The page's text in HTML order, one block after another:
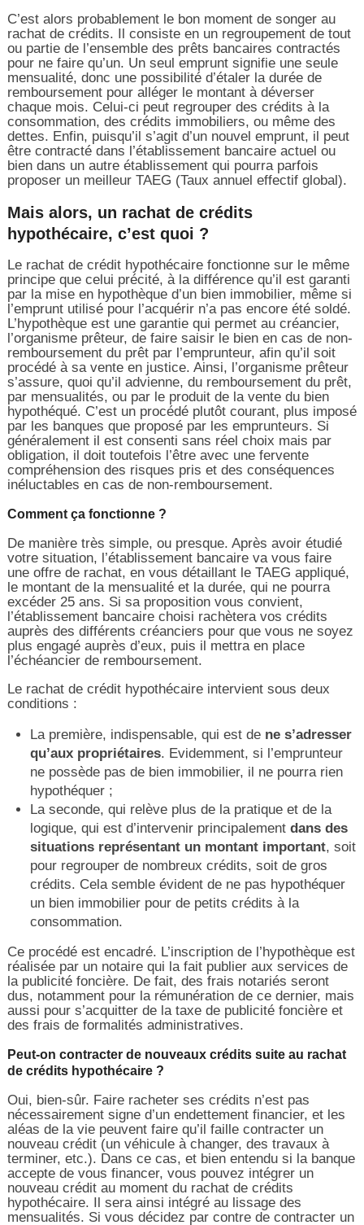
C’est alors probablement le bon moment de songer au
rachat de crédits. Il consiste en un regroupement de tout
ou partie de l’ensemble des prêts bancaires contractés
pour ne faire qu’un. Un seul emprunt signifie une seule
mensualité, donc une possibilité d’étaler la durée de
remboursement pour alléger le montant à déverser
chaque mois. Celui-ci peut regrouper des crédits à la
consommation, des crédits immobiliers, ou même des
dettes. Enfin, puisqu’il s’agit d’un nouvel emprunt, il peut
être contracté dans l’établissement bancaire actuel ou
bien dans un autre établissement qui pourra parfois
proposer un meilleur TAEG (Taux annuel effectif global).
Mais alors, un rachat de crédits
hypothécaire, c’est quoi ?
Le rachat de crédit hypothécaire fonctionne sur le même
principe que celui précité, à la différence qu’il est garanti
par la mise en hypothèque d’un bien immobilier, même si
l’emprunt utilisé pour l’acquérir n’a pas encore été soldé.
L’hypothèque est une garantie qui permet au créancier,
l’organisme prêteur, de faire saisir le bien en cas de non-
remboursement du prêt par l’emprunteur, afin qu’il soit
procédé à sa vente en justice. Ainsi, l’organisme prêteur
s’assure, quoi qu’il advienne, du remboursement du prêt,
par mensualités, ou par le produit de la vente du bien
hypothéqué. C’est un procédé plutôt courant, plus imposé
par les banques que proposé par les emprunteurs. Si
généralement il est consenti sans réel choix mais par
obligation, il doit toutefois l’être avec une fervente
compréhension des risques pris et des conséquences
inéluctables en cas de non-remboursement.
Comment ça fonctionne ?
De manière très simple, ou presque. Après avoir étudié
votre situation, l’établissement bancaire va vous faire
une offre de rachat, en vous détaillant le TAEG appliqué,
le montant de la mensualité et la durée, qui ne pourra
excéder 25 ans. Si sa proposition vous convient,
l’établissement bancaire choisi rachètera vos crédits
auprès des différents créanciers pour que vous ne soyez
plus engagé auprès d’eux, puis il mettra en place
l’échéancier de remboursement.
Le rachat de crédit hypothécaire intervient sous deux
conditions :
La première, indispensable, qui est de ne s’adresser
qu’aux propriétaires. Evidemment, si l’emprunteur
ne possède pas de bien immobilier, il ne pourra rien
hypothéquer ;
La seconde, qui relève plus de la pratique et de la
logique, qui est d’intervenir principalement dans des
situations représentant un montant important, soit
pour regrouper de nombreux crédits, soit de gros
crédits. Cela semble évident de ne pas hypothéquer
un bien immobilier pour de petits crédits à la
consommation.
Ce procédé est encadré. L’inscription de l’hypothèque est
réalisée par un notaire qui la fait publier aux services de
la publicité foncière. De fait, des frais notariés seront
dus, notamment pour la rémunération de ce dernier, mais
aussi pour s’acquitter de la taxe de publicité foncière et
des frais de formalités administratives.
Peut-on contracter de nouveaux crédits suite au rachat
de crédits hypothécaire ?
Oui, bien-sûr. Faire racheter ses crédits n’est pas
nécessairement signe d’un endettement financier, et les
aléas de la vie peuvent faire qu’il faille contracter un
nouveau crédit (un véhicule à changer, des travaux à
terminer, etc.). Dans ce cas, et bien entendu si la banque
accepte de vous financer, vous pouvez intégrer un
nouveau crédit au moment du rachat de crédits
hypothécaire. Il sera ainsi intégré au lissage des
mensualités. Si vous décidez par contre de contracter un